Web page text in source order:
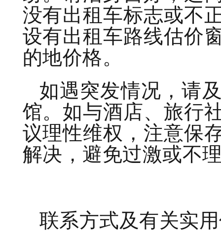
没有出租车标志或不
设有出租车路线估价
的地价格。
如遇突发情况，请
馆。如与酒店、旅行
议理性维权，注意保
解决，避免过激或不
联系方式及有关实